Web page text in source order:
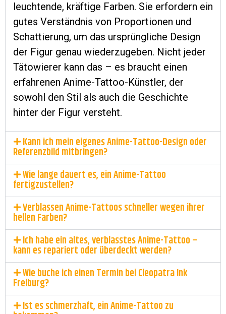
leuchtende, kräftige Farben. Sie erfordern ein
gutes Verständnis von Proportionen und
Schattierung, um das ursprüngliche Design
der Figur genau wiederzugeben. Nicht jeder
Tätowierer kann das – es braucht einen
erfahrenen Anime-Tattoo-Künstler, der
sowohl den Stil als auch die Geschichte
hinter der Figur versteht.
Kann ich mein eigenes Anime-Tattoo-Design oder
Referenzbild mitbringen?
Wie lange dauert es, ein Anime-Tattoo
fertigzustellen?
Verblassen Anime-Tattoos schneller wegen ihrer
hellen Farben?
Ich habe ein altes, verblasstes Anime-Tattoo –
kann es repariert oder überdeckt werden?
Wie buche ich einen Termin bei Cleopatra Ink
Freiburg?
Ist es schmerzhaft, ein Anime-Tattoo zu